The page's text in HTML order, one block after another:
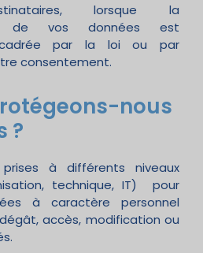
lorsque la
de vos données est
par la loi ou par
consentement.
nous
?
à différents niveaux
technique, IT) pour
à caractère personnel
accès, modification ou